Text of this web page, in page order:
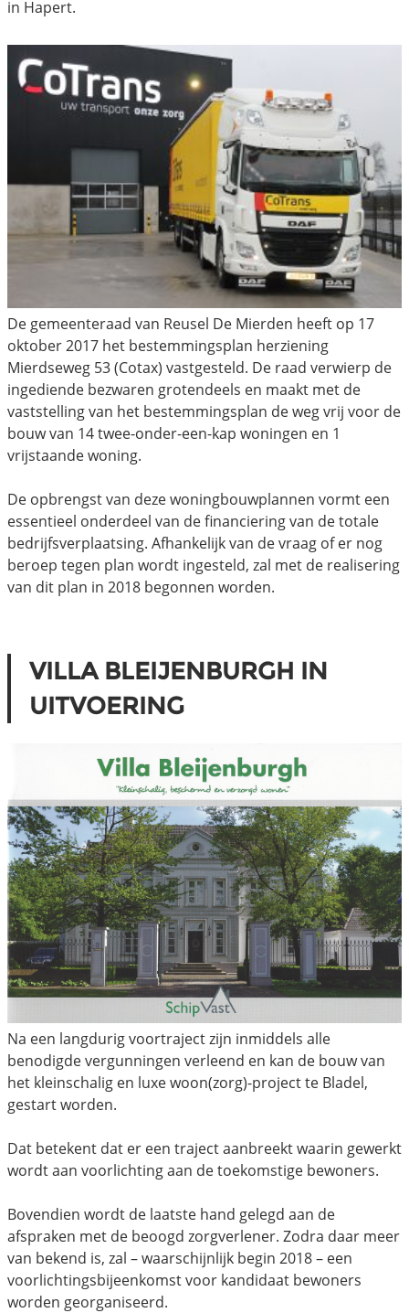
in Hapert.
De gemeenteraad van Reusel De Mierden heeft op 17
oktober 2017 het bestemmingsplan herziening
Mierdseweg 53 (Cotax) vastgesteld. De raad verwierp de
ingediende bezwaren grotendeels en maakt met de
vaststelling van het bestemmingsplan de weg vrij voor de
bouw van 14 twee-onder-een-kap woningen en 1
vrijstaande woning.
De opbrengst van deze woningbouwplannen vormt een
essentieel onderdeel van de financiering van de totale
bedrijfsverplaatsing. Afhankelijk van de vraag of er nog
beroep tegen plan wordt ingesteld, zal met de realisering
van dit plan in 2018 begonnen worden.
VILLA BLEIJENBURGH IN
UITVOERING
Na een langdurig voortraject zijn inmiddels alle
benodigde vergunningen verleend en kan de bouw van
het kleinschalig en luxe woon(zorg)-project te Bladel,
gestart worden.
Dat betekent dat er een traject aanbreekt waarin gewerkt
wordt aan voorlichting aan de toekomstige bewoners.
Bovendien wordt de laatste hand gelegd aan de
afspraken met de beoogd zorgverlener. Zodra daar meer
van bekend is, zal – waarschijnlijk begin 2018 – een
voorlichtingsbijeenkomst voor kandidaat bewoners
worden georganiseerd.